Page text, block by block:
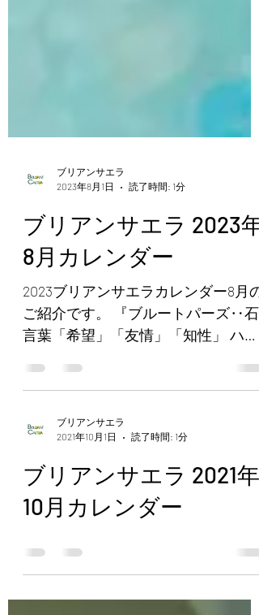
2023年8月1日
読了時間: 1分
ブリアンサエラ 2023年
8月カレンダー
2023ブリアンサエラカレンダー8月の
トのデザインにリカットしたブルー
ングし、さらにハート型の金具にぶ
ら下げた一点モノのピアスになりま
す。...2021年10月1日
読了時間: 1分
ブリアンサエラ 2021年
10月カレンダー